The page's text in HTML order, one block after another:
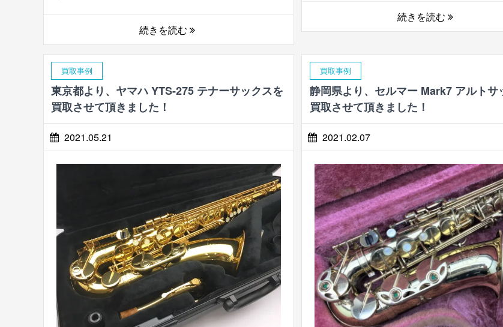
続きを読む
続きを読む
買取事例
東京都より、ヤマハ YTS-275 テナーサックスを
買取させて頂きました！
2021.05.21
買取事例
静岡県より、セルマー Mark7 アルトサ
買取させて頂きました！
2021.02.07